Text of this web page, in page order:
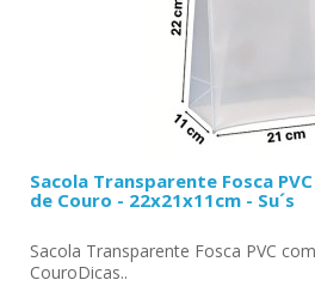
Sacola Transparente Fosca
de Couro - 22x21x11cm - Su´s
Sacola Transparente Fosca PVC
CouroDicas..